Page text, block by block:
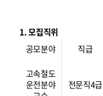
1. 모집직위
공모분야
직급
고속철도
운전분야
전문직4급